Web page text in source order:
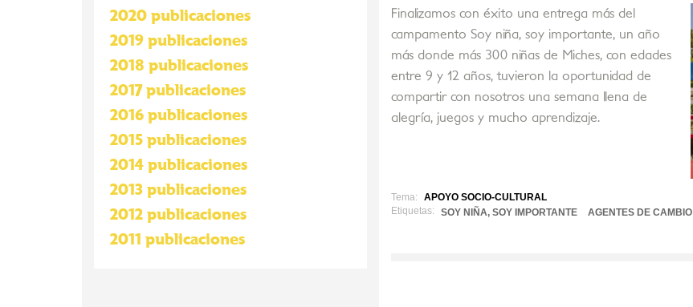
Finalizamos con éxito una entrega más del
campamento Soy niña, soy importante, un año
más donde más 300 niñas de Miches, con edades
entre 9 y 12 años, tuvieron la oportunidad de
compartir con nosotros una semana llena de
alegría, juegos y mucho aprendizaje.
Tema:
APOYO SOCIO-CULTURAL
Etiquetas:
SOY NIÑA, SOY IMPORTANTE AGENTES DE CAMBIO
2020 publicaciones
2019 publicaciones
2018 publicaciones
2017 publicaciones
2016 publicaciones
2015 publicaciones
2014 publicaciones
2013 publicaciones
2012 publicaciones
2011 publicaciones